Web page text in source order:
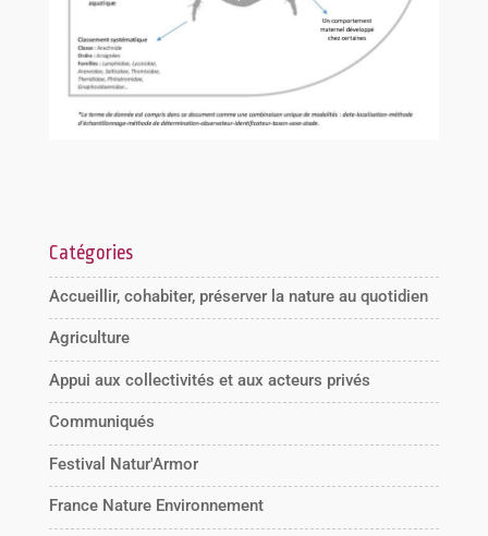
Catégories
Accueillir, cohabiter, préserver la nature au quotidien
Agriculture
Appui aux collectivités et aux acteurs privés
Communiqués
Festival Natur'Armor
France Nature Environnement